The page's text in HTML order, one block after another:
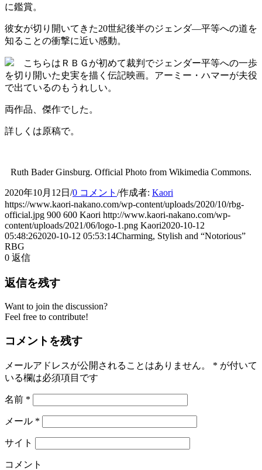
に鑑賞。
彼女が切り開いてきた20世紀後半のジェンダ―平等への道を
知ることの衝撃に近い感動。
こちらはＲＢＧが初めて裁判でジェンダー平等への一歩
を切り開いた史実を描く伝記映画。アーミー・ハマーが夫役
で出ているのもうれしい。
両作品、傑作でした。
詳しくは原稿で。
Ruth Bader Ginsburg. Official Photo from Wikimedia Commons.
2020年10月12日 /0 コメント /作成者: Kaori
https://www.kaori-nakano.com/wp-content/uploads/2020/10/rbg-
official.jpg 900 600 Kaori http://www.kaori-nakano.com/wp-
content/uploads/2021/06/logo-1.png Kaori2020-10-12
05:48:262020-10-12 05:53:14Charming, Stylish and “Notorious”
RBG
0 返信
返信を残す
Want to join the discussion?
Feel free to contribute!
コメントを残す
メールアドレスが公開されることはありません。 * が付いて
いる欄は必須項目です
名前 *
メール *
サイト
コメント